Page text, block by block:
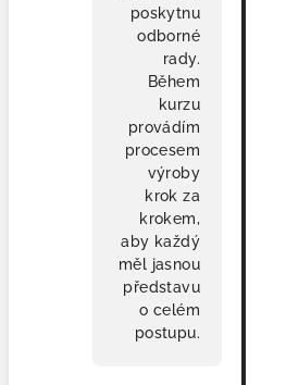
poskytnu
odborné
rady.
Během
kurzu
provádím
procesem
výroby
krok za
krokem,
aby každý
měl jasnou
představu
o celém
postupu.